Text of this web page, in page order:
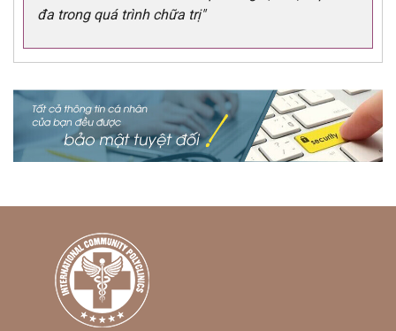
đa trong quá trình chữa trị"